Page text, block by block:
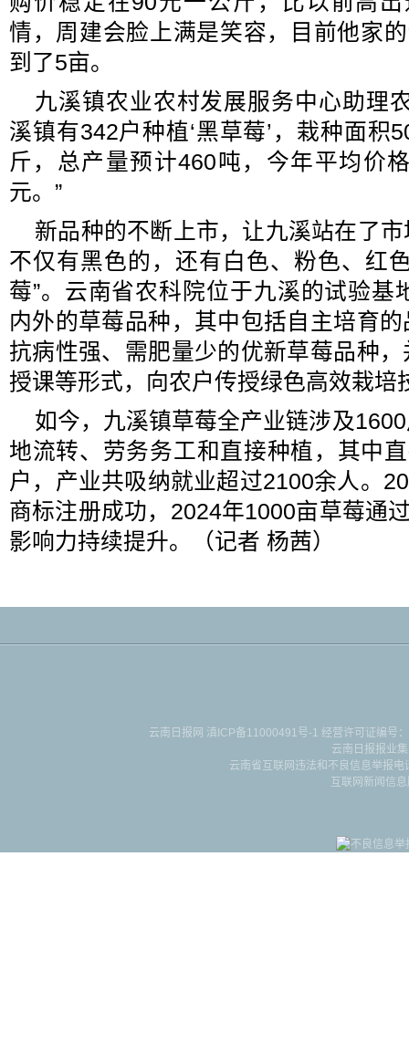
情，周建会脸上满是笑容，目前他家
到了5亩。
九溪镇农业农村发展服务中心助理
溪镇有342户种植‘黑草莓’，栽种面积
斤，总产量预计460吨，今年平均价
元。”
新品种的不断上市，让九溪站在了
不仅有黑色的，还有白色、粉色、红
莓”。云南省农科院位于九溪的试验基
内外的草莓品种，其中包括自主培育
抗病性强、需肥量少的优新草莓品种
授课等形式，向农户传授绿色高效栽培
如今，九溪镇草莓全产业链涉及
地流转、劳务务工和直接种植，其中
户，产业共吸纳就业超过2100余人。
商标注册成功，2024年1000亩草莓通
影响力持续提升。（记者 杨茜）
云南日报网 滇ICP备11000491号-1 经营许可证编号
云南日报报业
云南省互联网违法和不良信息举报
互联网新闻信